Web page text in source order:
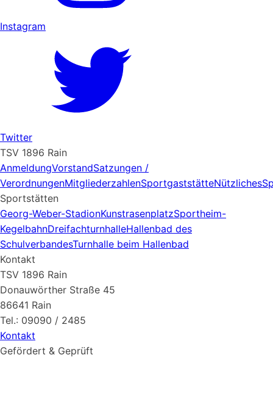
Instagram
Twitter
TSV 1896 Rain
AnmeldungVorstandSatzungen /
VerordnungenMitgliederzahlenSportgaststätteNützliches
Sportstätten
Georg-Weber-StadionKunstrasenplatzSportheim-
KegelbahnDreifachturnhalleHallenbad des
SchulverbandesTurnhalle beim Hallenbad
Kontakt
TSV 1896 Rain
Donauwörther Straße 45
86641 Rain
Tel.: 09090 / 2485
Kontakt
Gefördert & Geprüft